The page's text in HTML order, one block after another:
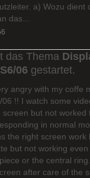
a) Wozu dient
das…
das Thema
06 gestartet.
angry with my coffe
06 !! I watch some
screen but not worked
in normal
the right screen work
but not working
or the central
after care of the